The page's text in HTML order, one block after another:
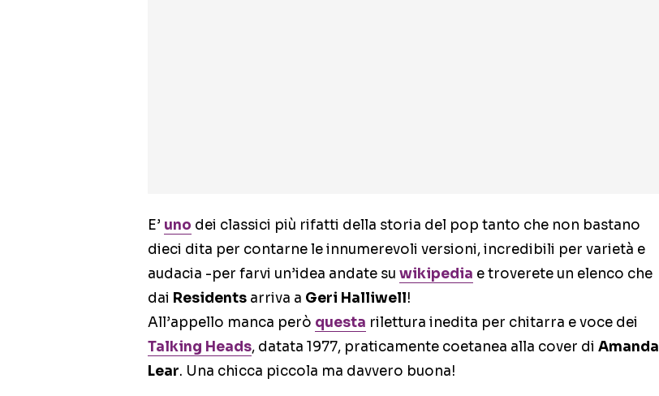
E’ uno dei classici più rifatti della storia del pop tanto che non bastano
dieci dita per contarne le innumerevoli versioni, incredibili per varietà e
audacia -per farvi un’idea andate su wikipedia e troverete un elenco che
dai Residents arriva a Geri Halliwell!
All’appello manca però questa rilettura inedita per chitarra e voce dei
Talking Heads, datata 1977, praticamente coetanea alla cover di Amanda
Lear. Una chicca piccola ma davvero buona!